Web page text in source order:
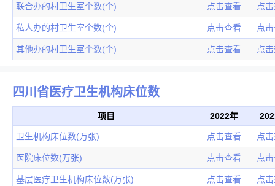
联合办的村卫生室个数(个) 点击查看 点
私人办的村卫生室个数(个) 点击查看 点
其他办的村卫生室个数(个) 点击查看 点
四川省医疗卫生机构床位数
项目 2022年
卫生机构床位数(万张) 点击查看 点
医院床位数(万张) 点击查看 点
基层医疗卫生机构床位数(万张) 点击查看 点